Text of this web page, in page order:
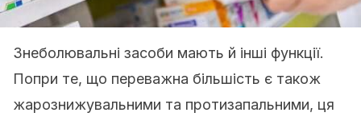
Знеболювальні засоби мають й інші функції.
Попри те, що переважна більшість є також
жарознижувальними та протизапальними, ця